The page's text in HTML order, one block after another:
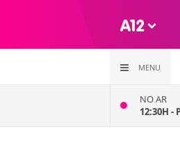
MENU
NO AR
12:30H -